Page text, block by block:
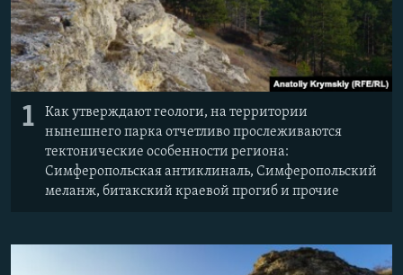
Все сайты RFE/RL
1
Как утверждают геологи, на территории
нынешнего парка отчетливо прослеживаются
тектонические особенности региона:
Симферопольская антиклиналь, Симферопольский
меланж, битакский краевой прогиб и прочие